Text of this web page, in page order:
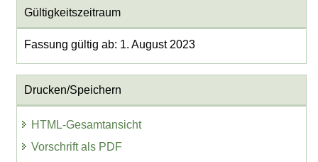
Gültigkeitszeitraum
Fassung gültig ab: 1. August 2023
Drucken/Speichern
HTML-Gesamtansicht
Vorschrift als PDF